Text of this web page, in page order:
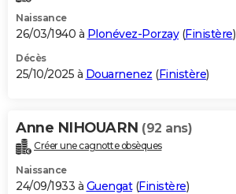
Dictionnaire
Biographies
Citations
Expressions
Proverbes
PROGRAMME TV
S'inscrire
Se connecter
Lycées
Collèges
Primaires
Universités
Entreprises
Service militaire
Avis de recherche
AVIS DE DÉCÈS
Bricolage
Lifestyle
Culture
Sport
Auto
Television
Voyage
Cinema
Naissance
26/03/1940 à Plonévez-Porzay(Finistère)
Décès
25/10/2025 à Douarnenez (Finistère)
Anne NIHOUARN (92 ans)
Créer une cagnotte obsèques
Naissance
24/09/1933 à Guengat(Finistère)